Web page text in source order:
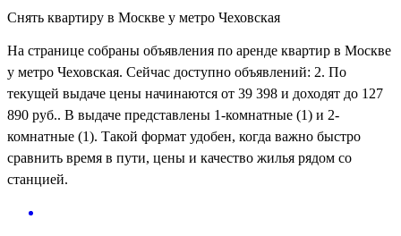
Снять квартиру в Москве у метро Чеховская
На странице собраны объявления по аренде квартир в Москве
у метро Чеховская. Сейчас доступно объявлений: 2. По
текущей выдаче цены начинаются от 39 398 и доходят до 127
890 руб.. В выдаче представлены 1-комнатные (1) и 2-
комнатные (1). Такой формат удобен, когда важно быстро
сравнить время в пути, цены и качество жилья рядом со
станцией.